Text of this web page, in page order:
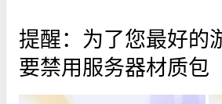
提醒：为了您最好的
要禁用服务器材质包